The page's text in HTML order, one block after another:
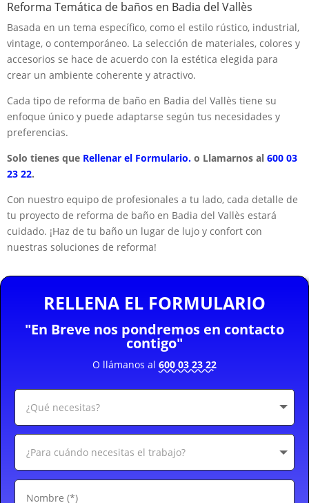
Reforma Temática de baños en Badia del Vallès
Basada en un tema específico, como el estilo rústico, industrial,
vintage, o contemporáneo. La selección de materiales, colores y
accesorios se hace de acuerdo con la estética elegida para
crear un ambiente coherente y atractivo.
Cada tipo de reforma de baño en Badia del Vallès tiene su
enfoque único y puede adaptarse según tus necesidades y
preferencias.
Solo tienes que Rellenar el Formulario. o Llamarnos al 600 03
23 22.
Con nuestro equipo de profesionales a tu lado, cada detalle de
tu proyecto de reforma de baño en Badia del Vallès estará
cuidado. ¡Haz de tu baño un lugar de lujo y confort con
nuestras soluciones de reforma!
RELLENA EL FORMULARIO
"En Breve nos pondremos en contacto
contigo"
O llámanos al 600 03 23 22